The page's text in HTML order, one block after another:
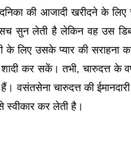
की आजादी खरीदने के
सुन लेती है लेकिन वह उस
के लिए उसके प्यार की
शादी कर सकें। तभी, चारुदत्त के
वसंतसेना चारुदत्त की
स्वीकार कर लेती है।